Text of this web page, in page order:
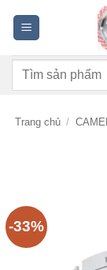
dung
Tìm
Trang chủ /
-33%